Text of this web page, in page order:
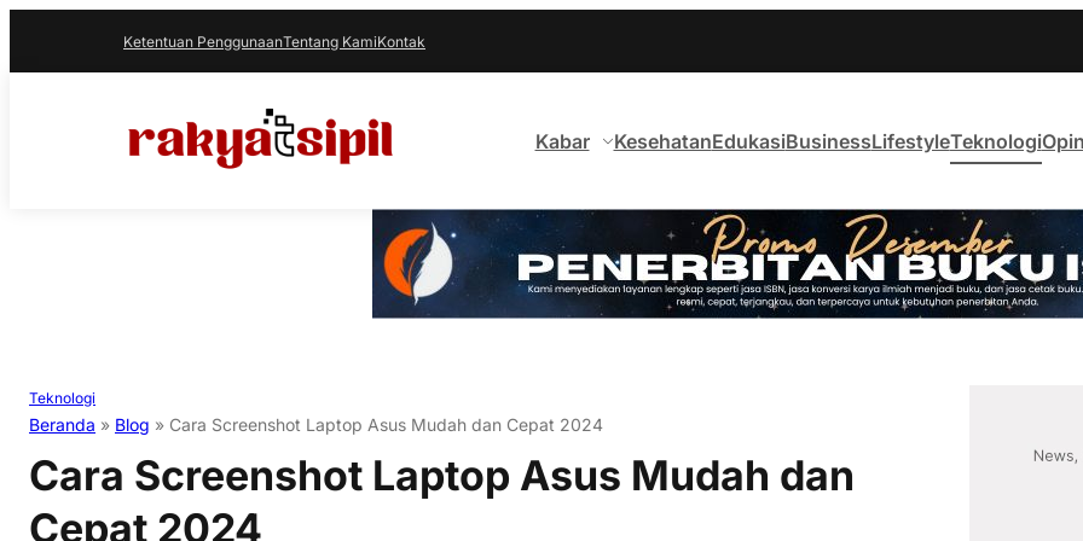
Ketentuan PenggunaanTentang KamiKontak
Kabar KesehatanEdukasiBusinessLifestyleTeknologi
Teknologi
Beranda » Blog » Cara Screenshot Laptop Asus Mudah dan Cepat 2024
Cara Screenshot Laptop Asus Mudah dan
Cepat 2024